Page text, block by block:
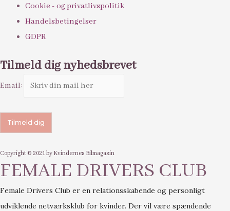
Cookie - og privatlivspolitik
Handelsbetingelser
GDPR
Tilmeld dig nyhedsbrevet
Email:
Copyright © 2021 by Kvindernes Bilmagasin
FEMALE DRIVERS CLUB
Female Drivers Club er en relationsskabende og personligt
udviklende netværksklub for kvinder. Der vil være spændende